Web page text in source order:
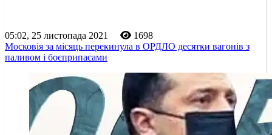
05:02, 25 листопада 2021
1698
Московія за місяць перекинула в ОРДЛО десятки вагонів з
паливом і боєприпасами